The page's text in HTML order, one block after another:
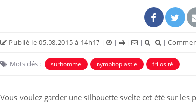
Publié le 05.08.2015 à 14h17 | | | | |
Mots clés : surhomme nymphoplastie frilosité
Vous voulez garder une silhouette svelte cet été sur les